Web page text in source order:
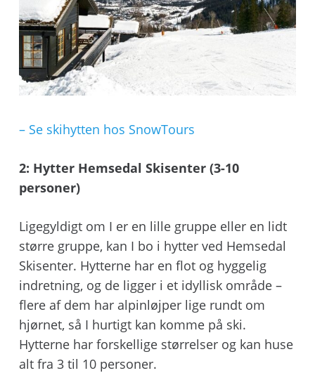
– Se skihytten hos SnowTours
2: Hytter Hemsedal Skisenter (3-10
personer)
Ligegyldigt om I er en lille gruppe eller en lidt
større gruppe, kan I bo i hytter ved Hemsedal
Skisenter. Hytterne har en flot og hyggelig
indretning, og de ligger i et idyllisk område –
flere af dem har alpinløjper lige rundt om
hjørnet, så I hurtigt kan komme på ski.
Hytterne har forskellige størrelser og kan huse
alt fra 3 til 10 personer.